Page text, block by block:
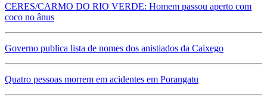
CERES/CARMO DO RIO VERDE: Homem passou aperto com
coco no ânus
Governo publica lista de nomes dos anistiados da Caixego
Quatro pessoas morrem em acidentes em Porangatu